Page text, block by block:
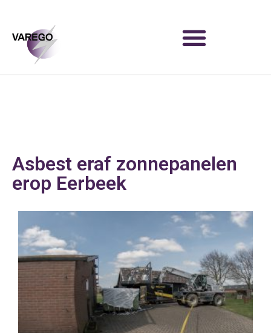
Asbest eraf zonnepanelen
erop Eerbeek